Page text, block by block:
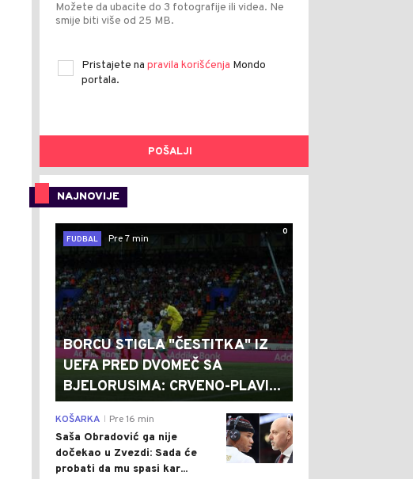
Možete da ubacite do 3 fotografije ili videa. Ne
smije biti više od 25 MB.
Pristajete na pravila korišćenja Mondo
portala.
POŠALJI
NAJNOVIJE
0
FUDBAL
Pre 7 min
BORCU STIGLA "ČESTITKA" IZ
UEFA PRED DVOMEČ SA
BJELORUSIMA: CRVENO-PLAVI...
0
KOŠARKA Pre 16 min
Saša Obradović ga nije
dočekao u Zvezdi: Sada će
probati da mu spasi kar...